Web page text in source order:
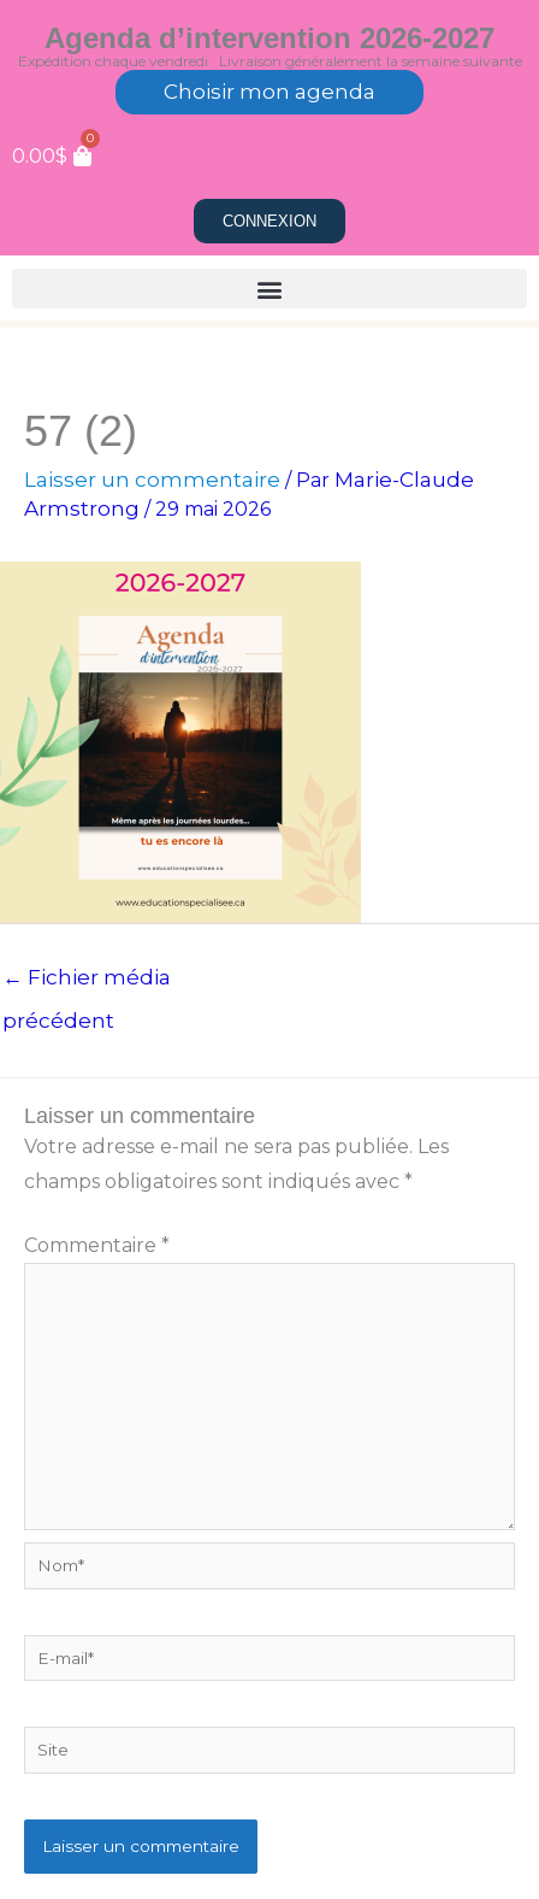
au
Agenda d’intervention 2026-2027
Expédition chaque vendredi · Livraison généralement la semaine suivante
Choisir mon agenda
0.00$
0
CONNEXION
57 (2)
Laisser un commentaire / Par Marie-Claude
Armstrong /29 mai 2026
← Fichier média
précédent
Laisser un commentaire
Votre adresse e-mail ne sera pas publiée. Les
champs obligatoires sont indiqués avec *
Commentaire *
Nom*
E-
mail*
Site